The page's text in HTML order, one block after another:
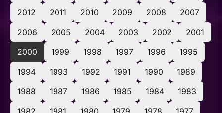
2012
2011 2010 2009 2008
2007
2006
2005 2004 2003 2002
2001
2000
1999 1998 1997 1996
1995
1994
1993 1992 1991 1990
1989
1988
1987 1986 1985 1984
1983